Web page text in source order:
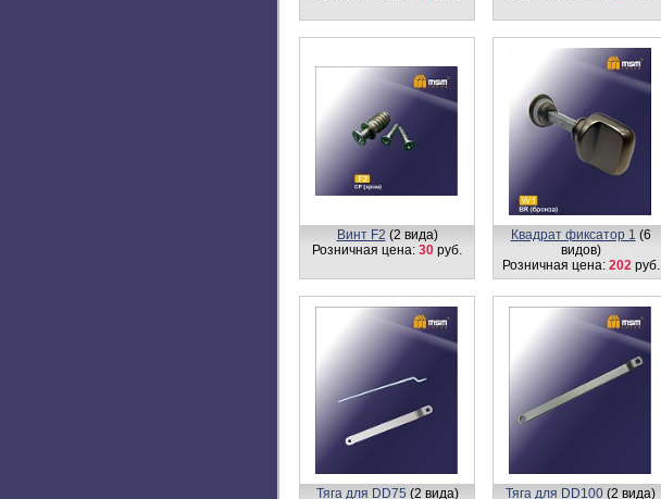
Винт F2 (2 вида)
Розничная цена: 30 руб.
Квадрат фиксатор 1 (6
видов)
Розничная цена: 202руб.
Тяга для DD75 (2 вида) Тяга для DD100 (2 вида)